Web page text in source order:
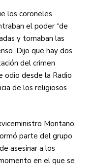
los coroneles
el poder “de
y tomaban las
Dijo que hay dos
del crimen
odio desde la Radio
de los religiosos
Montano,
parte del grupo
asesinar a los
en el que se